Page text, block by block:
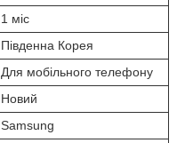
1 міс
Південна Корея
Для мобільного телефону
Новий
Samsung